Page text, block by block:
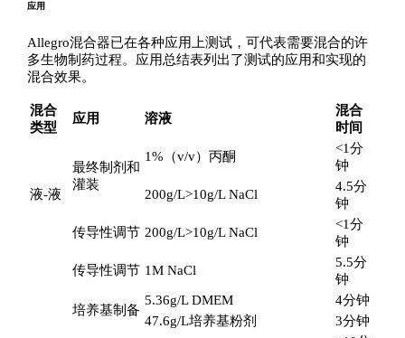
应用
Allegro混合器已在各种应用上测试，可代表需要混合的许
多生物制药过程。应用总结表列出了测试的应用和实现的
混合效果。
混合
类型
应用 溶液
混合
时间
液-液
最终制剂和
灌装
1%（v/v）丙酮
<1分
钟
200g/L>10g/L NaCl
4.5分
钟
传导性调节 200g/L>10g/L NaCl
<1分
钟
传导性调节 1M NaCl
5.5分
钟
培养基制备
5.36g/L DMEM
4分钟
47.6g/L培养基粉剂
3分钟